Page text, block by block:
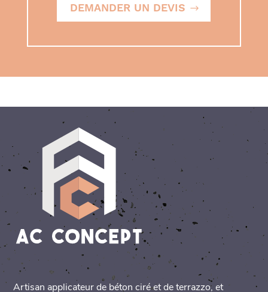
DEMANDER UN DEVIS
Artisan applicateur de béton ciré et de terrazzo, et